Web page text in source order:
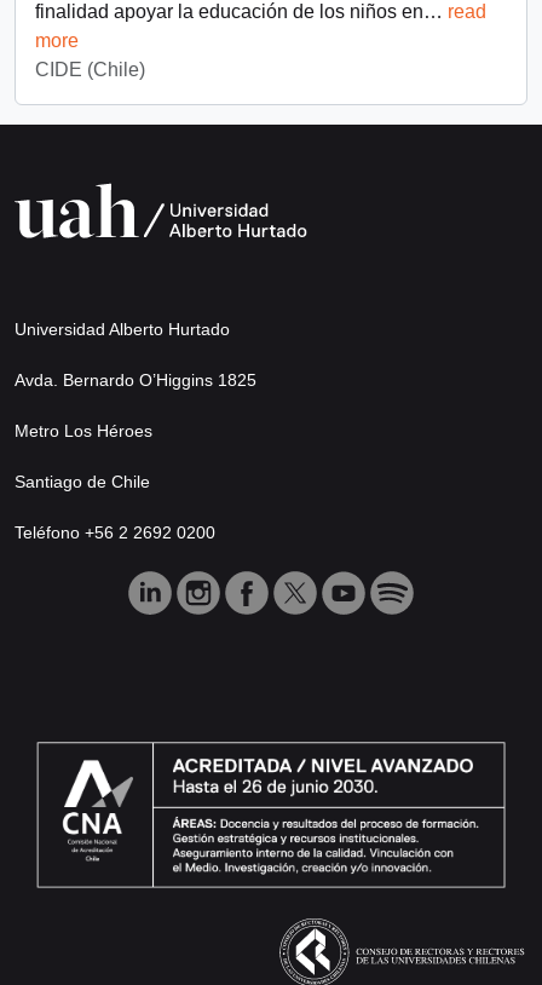
finalidad apoyar la educación de los niños en… read
more
CIDE (Chile)
Universidad Alberto Hurtado
Avda. Bernardo O’Higgins 1825
Metro Los Héroes
Santiago de Chile
Teléfono +56 2 2692 0200